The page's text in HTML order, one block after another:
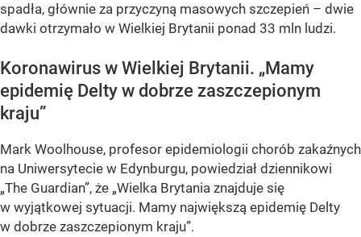
spadła, głównie za przyczyną masowych szczepień – dwie
dawki otrzymało w Wielkiej Brytanii ponad 33 mln ludzi.
Koronawirus w Wielkiej Brytanii. „Mamy
epidemię Delty w dobrze zaszczepionym
kraju”
Mark Woolhouse, profesor epidemiologii chorób zakaźnych
na Uniwersytecie w Edynburgu, powiedział dziennikowi
„The Guardian”, że „Wielka Brytania znajduje się
w wyjątkowej sytuacji. Mamy największą epidemię Delty
w dobrze zaszczepionym kraju”.